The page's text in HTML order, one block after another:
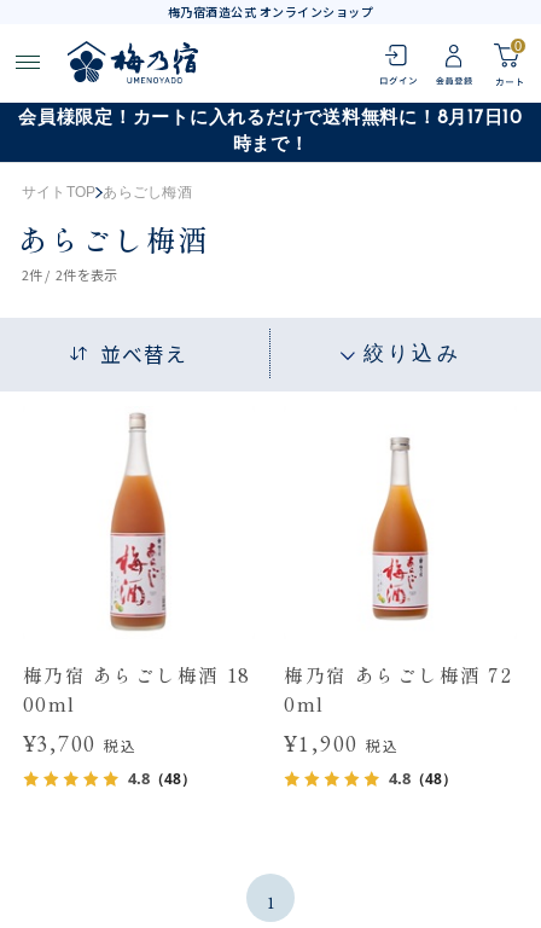
梅乃宿酒造公式 オンラインショップ
0
会員様限定！カートに入れるだけで送料無料に！8月17日10
時まで！
サイトTOP あらごし梅酒
あらごし梅酒
2件 / 2件を表示
並べ替え 絞り込み
梅乃宿 あらごし梅酒 18
00ml
¥3,700税込
4.8（48）
梅乃宿 あらごし梅酒 72
0ml
¥1,900 税込
4.8 （48）
1